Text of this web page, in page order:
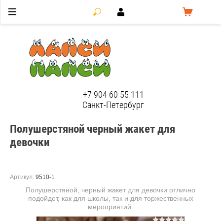
+7 904 60 55 111
Санкт-Петербург
Полушерстяной черный жакет для
девочки
Артикул: 9510-1
Полушерстяной, черный жакет для девочки отлично
подойдет, как для школы, так и для торжественных
мероприятий.